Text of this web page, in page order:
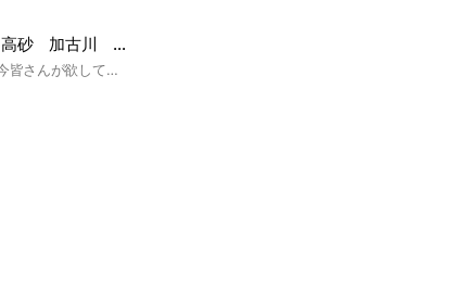
シール情報 姫路 高砂 加古川 西播東播
ボンドロ入荷情報など今皆さんが欲している情報を共有する場です。 ルールは決めませんが 一般常識であるマナーやモラルに反する行為、喧嘩や迷惑行為等の行為は管理人のさじ加減で強制退室させていただきます。 節度あるオプチャにしましょう。 #ボンボンドロップシール#ボンボンドロップ#姫路#高砂#加古川#西播#東播#シル活#シール#シルカツ#プレゼント#兵庫県#関西